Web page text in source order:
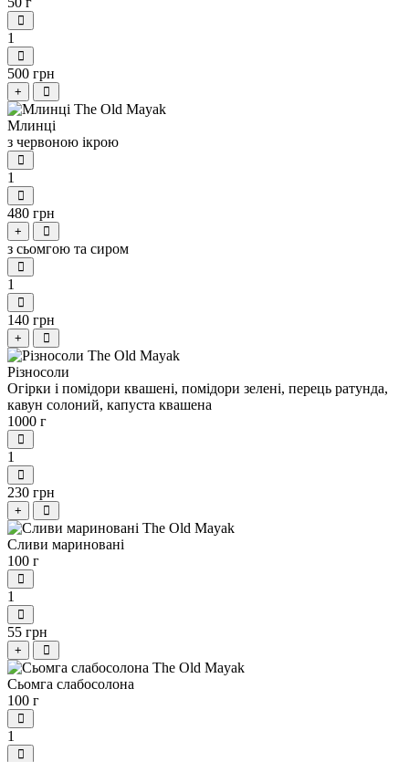
1
500 грн
+
Млинці
з червоною ікрою
1
480 грн
+
з сьомгою та сиром
1
140 грн
+
Різносоли
Огірки і помідори квашені, помідори зелені, перець ратунда,
кавун солоний, капуста квашена
1000 г
1
230 грн
+
Сливи мариновані
100 г
1
55 грн
+
Сьомга слабосолона
100 г
1